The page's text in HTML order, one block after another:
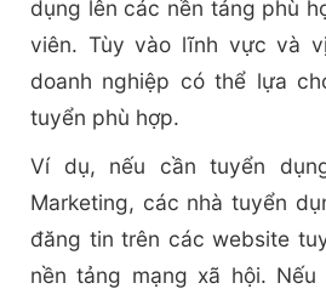
dụng lên các nền tảng phù
viên. Tùy vào lĩnh vực và
doanh nghiệp có thể lựa
tuyển phù hợp.
Ví dụ, nếu cần tuyển
Marketing, các nhà tuyển
đăng tin trên các website
nền tảng mạng xã hội.